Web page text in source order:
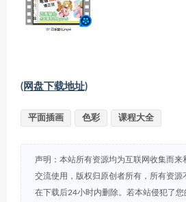
(网盘下载地址)
平面插画 色彩 课程大全
声明：本站所有资源均为互联网收集而来
交流使用，版权归原创者所有，所有资源
在下载后24小时内删除。若本站侵犯了